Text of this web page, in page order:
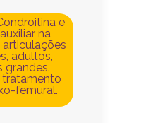
e
na
adultos,
grandes.
tratamento
femural.